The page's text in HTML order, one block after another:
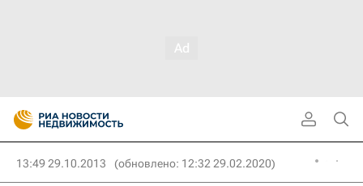
13:49 29.10.2013 (обновлено: 12:32 29.02.2020)